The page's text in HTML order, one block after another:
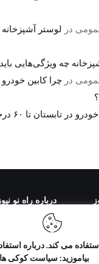
در لوستر
چه ویژگی‌هایی
در
تابستان تا ۶۰ درجه داغ می شود؟
درباره راه‌ نو نیوز
می کند. درباره
بیاموزید: سیاست کوکی ها